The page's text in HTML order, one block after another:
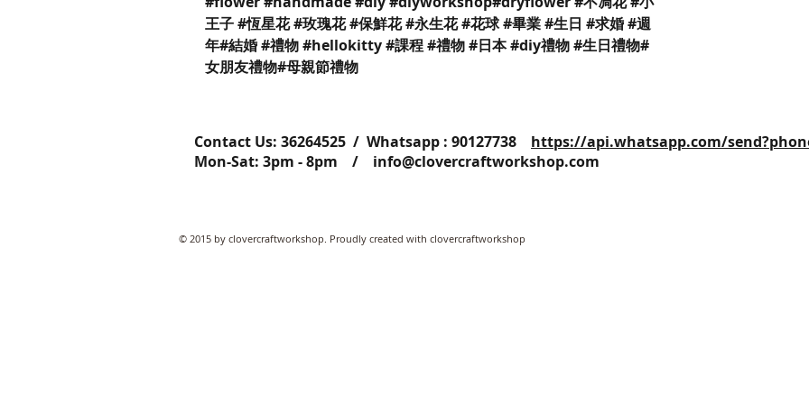
王子 #恆星花 #玫瑰花 #保鮮花 #永生花 #花球 #畢業 #生日 #求婚 #週
年#結婚 #禮物 #hellokitty #課程 #禮物 #日本 #diy禮物 #生日禮物#
女朋友禮物#母親節禮物
Contact Us: ​​​​​​​​​​​​​​​​​​​​36264525 / Whatsapp : 90127738 https://api.whatsapp.com/
Mon-Sat: 3pm - 8pm / info@clovercraftworkshop.com
© 2015 by clovercraftworkshop. Proudly created with clovercraftworkshop